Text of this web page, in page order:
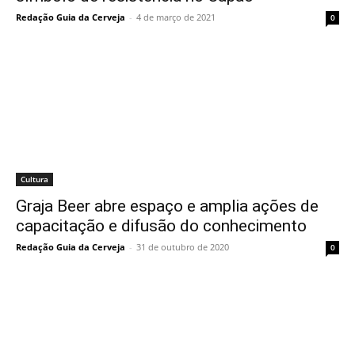
Redação Guia da Cerveja - 4 de março de 2021 0
Cultura
Graja Beer abre espaço e amplia ações de
capacitação e difusão do conhecimento
Redação Guia da Cerveja - 31 de outubro de 2020 0